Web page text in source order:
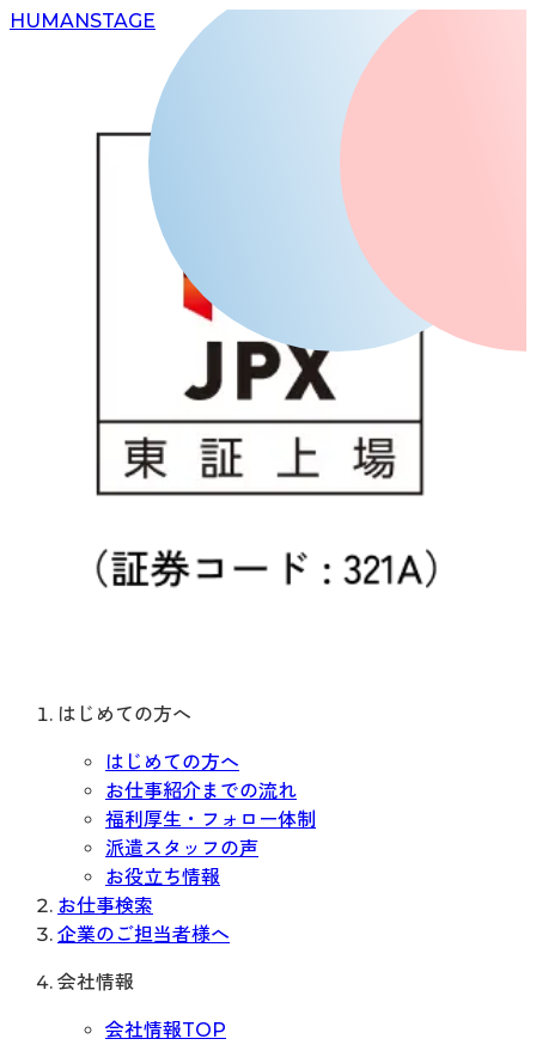
HUMANSTAGE
はじめての方へ
はじめての方へ
お仕事紹介までの流れ
福利厚生・フォロー体制
派遣スタッフの声
お役立ち情報
お仕事検索
企業のご担当者様へ
会社情報
会社情報TOP